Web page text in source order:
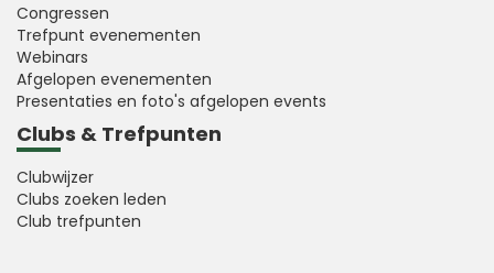
Congressen
Trefpunt evenementen
Webinars
Afgelopen evenementen
Presentaties en foto's afgelopen events
Clubs & Trefpunten
Clubwijzer
Clubs zoeken leden
Club trefpunten